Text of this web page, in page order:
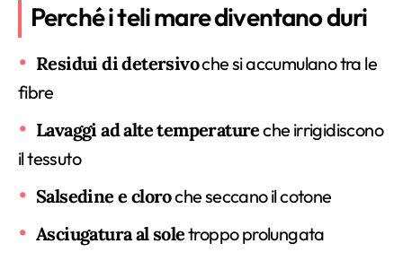
Perché i teli mare diventano duri
Residui di detersivoche si accumulano tra le
fibre
Lavaggi ad alte temperatureche irrigidiscono
il tessuto
Salsedine e cloroche seccano il cotone
Asciugatura al soletroppo prolungata